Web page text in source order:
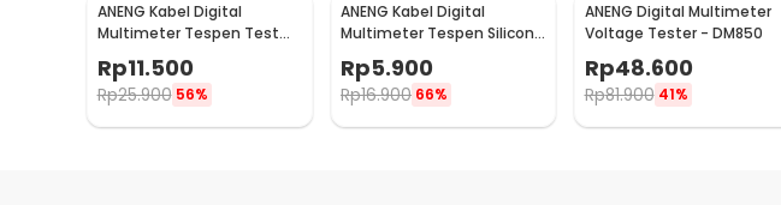
ANENG Kabel Digital
Multimeter Tespen Test
Lead Retardant 10A 1000V -
PT1002
Rp11.500
Rp25.900 56%
ANENG Kabel Digital
Multimeter Tespen Silicone
Rubber Wire 10A 1000V -
PT830
Rp5.900
Rp16.900 66%
ANENG Digital Multimeter
Voltage Tester - DM850
Rp48.600
Rp81.900 41%